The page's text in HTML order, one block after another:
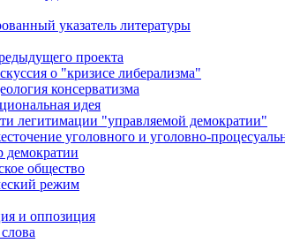
указатель литературы
проекта
о "кризисе либерализма"
консерватизма
идея
легитимации "управляемой демократии"
уголовного и уголовно-
демократии
общество
режим
и оппозиция